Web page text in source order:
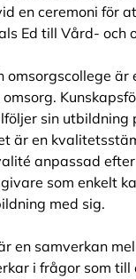
en ceremoni för
Ed till Vård- och
omsorgscollege
sin utbildning
är en
anpassad
som enkelt
med sig.
en samverkan
i frågor som